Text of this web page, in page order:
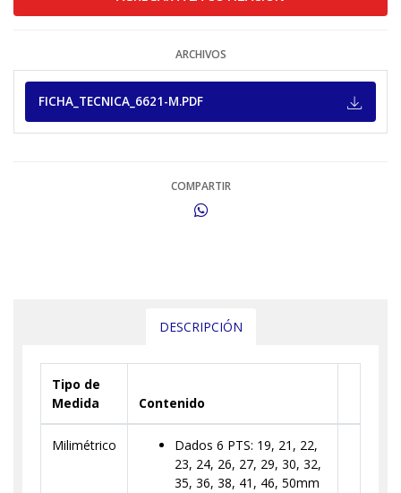
ARCHIVOS
FICHA_TECNICA_6621-M.PDF
COMPARTIR
DESCRIPCIÓN
Tipo de
Medida
Contenido
Milimétrico
Dados 6 PTS: 19, 21, 22,
23, 24, 26, 27, 29, 30, 32,
35, 36, 38, 41, 46, 50mm